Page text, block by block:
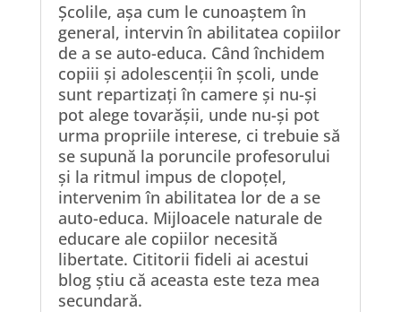
Școlile, așa cum le cunoaștem în
general, intervin în abilitatea copiilor
de a se auto-educa. Când închidem
copiii și adolescenții în școli, unde
sunt repartizați în camere și nu-și
pot alege tovarășii, unde nu-și pot
urma propriile interese, ci trebuie să
se supună la poruncile profesorului
și la ritmul impus de clopoțel,
intervenim în abilitatea lor de a se
auto-educa. Mijloacele naturale de
educare ale copiilor necesită
libertate. Cititorii fideli ai acestui
blog știu că aceasta este teza mea
secundară.